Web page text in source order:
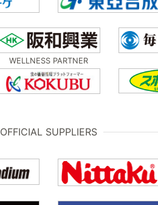
WELLNESS PARTNER
OFFICIAL SUPPLIERS